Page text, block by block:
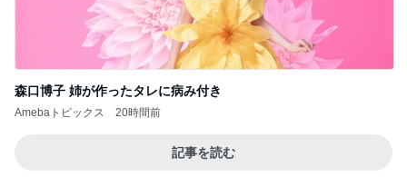
子どもが1人で留守番中の大地震
Amebaトピックス 9時間前
Amebaトピックス 12時間前